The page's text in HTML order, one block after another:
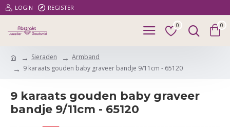
LOGIN REGISTER
0 0
Sieraden
Armband
9 karaats gouden baby graveer bandje 9/11cm - 65120
9 karaats gouden baby graveer
bandje 9/11cm - 65120